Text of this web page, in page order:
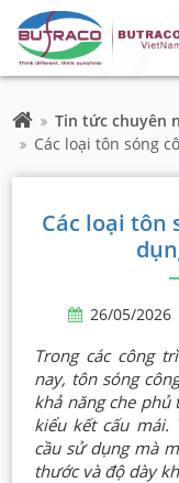
Tin tức chuyên
Các loại tôn sóng
Các loại tôn
26/05/2026
Trong các công
nay, tôn sóng
khả năng che
kiểu kết cấu mái.
cầu sử dụng mà
thước và độ dày